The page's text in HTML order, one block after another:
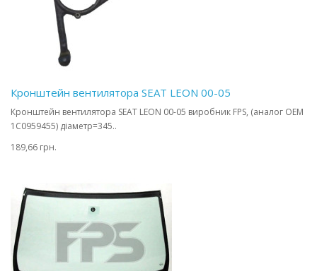
Кронштейн вентилятора SEAT LEON 00-05
Кронштейн вентилятора SEAT LEON 00-05 виробник FPS, (аналог OEM
1C0959455) діаметр=345..
189,66 грн.